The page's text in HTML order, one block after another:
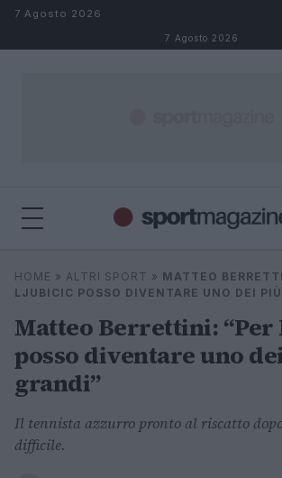
Salta al contenuto
7 Agosto 2026
7 Agosto 2026
Cerca
HOME » ALTRI SPORT » MATTEO
LJUBICIC POSSO DIVENTARE UNO DEI
Matteo Berrettini: “Per
posso diventare uno
grandi”
Il tennista azzurro pronto al riscatto
difficile.